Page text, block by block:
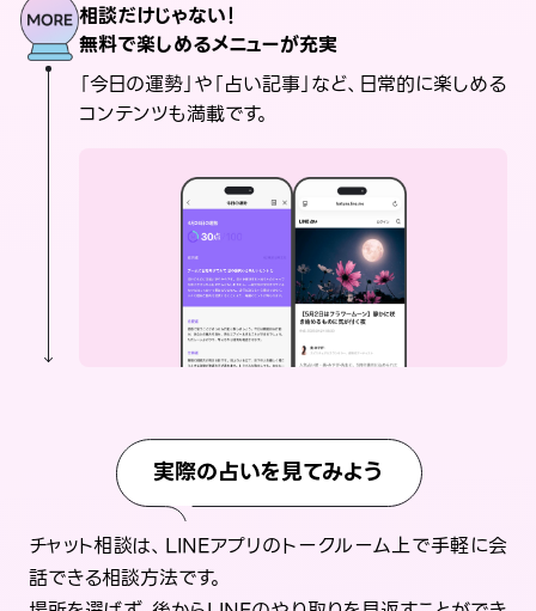
相談だけじゃない！
無料で楽しめるメニューが充実
「今日の運勢」や「占い記事」など、日常的に楽しめる
コンテンツも満載です。
実際の占いを見てみよう
チャット相談は、LINEアプリのトークルーム上で手軽に会
話できる相談方法です。